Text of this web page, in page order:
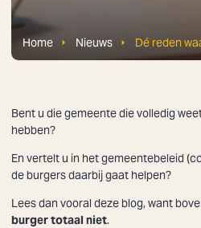
Home Nieuws Dé reden
Bent u die gemeente die volledig
hebben?
En vertelt u in het gemeentebeleid
de burgers daarbij gaat helpen?
Lees dan vooral deze blog, want
burger totaal niet.